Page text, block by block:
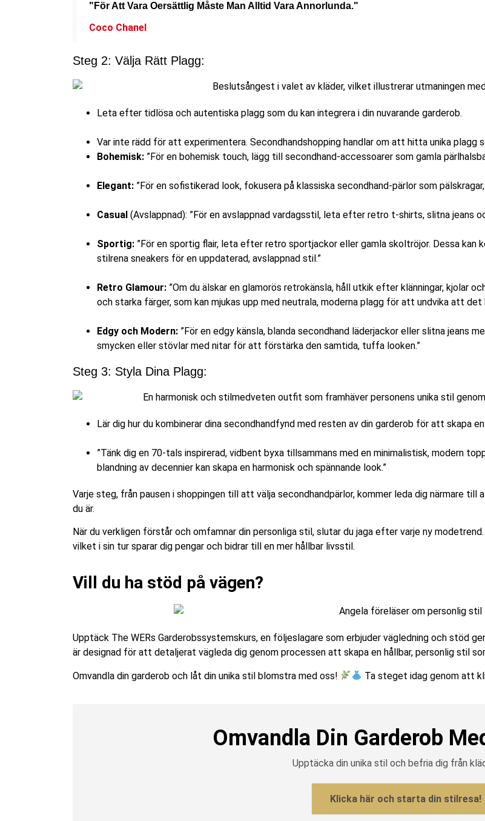
"För Att Vara Oersättlig Måste Man Alltid Vara Annorlunda."
Coco Chanel
Steg 2: Välja Rätt Plagg:
Leta efter tidlösa och autentiska plagg som du kan integrera i din nuvarande garderob.
Var inte rädd för att experimentera. Secondhandshopping handlar om att hitta unika
Bohemisk: ”För en bohemisk touch, lägg till secondhand-accessoarer som gamla
Elegant: ”För en sofistikerad look, fokusera på klassiska secondhand-pärlor som
Casual (Avslappnad): ”För en avslappnad vardagsstil, leta efter retro t-shirts, slitna jeans
Sportig: ”För en sportig flair, leta efter retro sportjackor eller gamla skoltröjor. Dessa kan
stilrena sneakers för en uppdaterad, avslappnad stil.”
Retro Glamour: ”Om du älskar en glamorös retrokänsla, håll utkik efter klänningar, kjolar
och starka färger, som kan mjukas upp med neutrala, moderna plagg för att undvika att det
Edgy och Modern: ”För en edgy känsla, blanda secondhand läderjackor eller slitna jeans
smycken eller stövlar med nitar för att förstärka den samtida, tuffa looken.”
Steg 3: Styla Dina Plagg:
Lär dig hur du kombinerar dina secondhandfynd med resten av din garderob för att skapa
”Tänk dig en 70-tals inspirerad, vidbent byxa tillsammans med en minimalistisk, modern
blandning av decennier kan skapa en harmonisk och spännande look.”
Varje steg, från pausen i shoppingen till att välja secondhandpärlor, kommer leda dig närmare
du är.
När du verkligen förstår och omfamnar din personliga stil, slutar du jaga efter varje ny
vilket i sin tur sparar dig pengar och bidrar till en mer hållbar livsstil.
Vill du ha stöd på vägen?
Upptäck The WERs Garderobssystemskurs, en följeslagare som erbjuder vägledning och stöd
är designad för att detaljerat vägleda dig genom processen att skapa en hållbar, personlig stil
Omvandla din garderob och låt din unika stil blomstra med oss! Ta steget idag genom att
Omvandla Din Garderob
Upptäcka din unika stil och befria dig från
Klicka här och starta din stilresa!